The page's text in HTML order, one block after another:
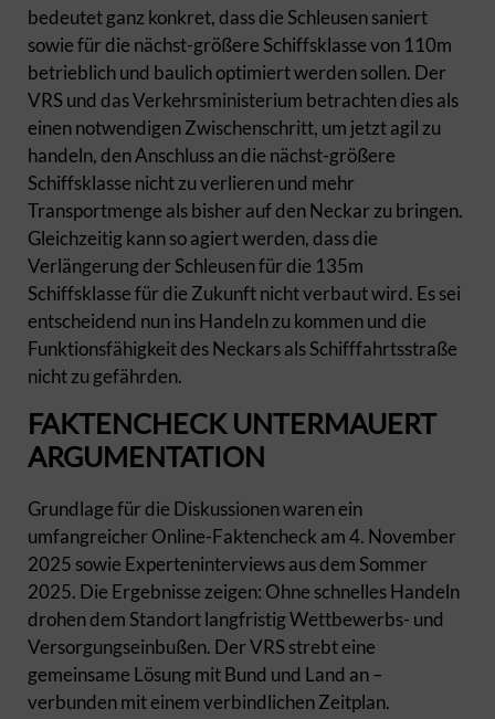
bedeutet ganz konkret, dass die Schleusen saniert
sowie für die nächst-größere Schiffsklasse von 110m
betrieblich und baulich optimiert werden sollen. Der
VRS und das Verkehrsministerium betrachten dies als
einen notwendigen Zwischenschritt, um jetzt agil zu
handeln, den Anschluss an die nächst-größere
Schiffsklasse nicht zu verlieren und mehr
Transportmenge als bisher auf den Neckar zu bringen.
Gleichzeitig kann so agiert werden, dass die
Verlängerung der Schleusen für die 135m
Schiffsklasse für die Zukunft nicht verbaut wird. Es sei
entscheidend nun ins Handeln zu kommen und die
Funktionsfähigkeit des Neckars als Schifffahrtsstraße
nicht zu gefährden.
FAKTENCHECK UNTERMAUERT
ARGUMENTATION
Grundlage für die Diskussionen waren ein
umfangreicher Online-Faktencheck am 4. November
2025 sowie Experteninterviews aus dem Sommer
2025. Die Ergebnisse zeigen: Ohne schnelles Handeln
drohen dem Standort langfristig Wettbewerbs- und
Versorgungseinbußen. Der VRS strebt eine
gemeinsame Lösung mit Bund und Land an –
verbunden mit einem verbindlichen Zeitplan.